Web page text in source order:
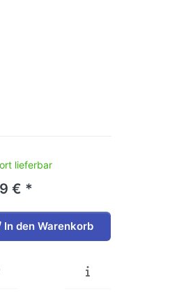
lieferbar
€ *
In den Warenkorb